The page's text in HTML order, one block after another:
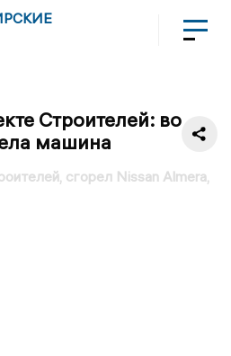
Строителей: во
машина
сгорел Nissan Almera,